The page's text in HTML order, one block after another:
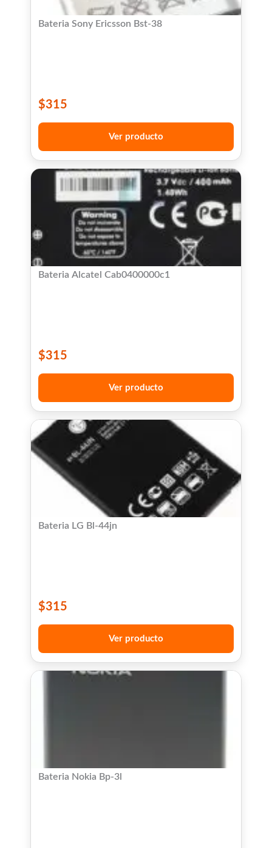
Bateria Sony Ericsson Bst-38
$315
Ver producto
Bateria Alcatel Cab0400000c1
$315
Ver producto
Bateria LG Bl-44jn
$315
Ver producto
Bateria Nokia Bp-3l